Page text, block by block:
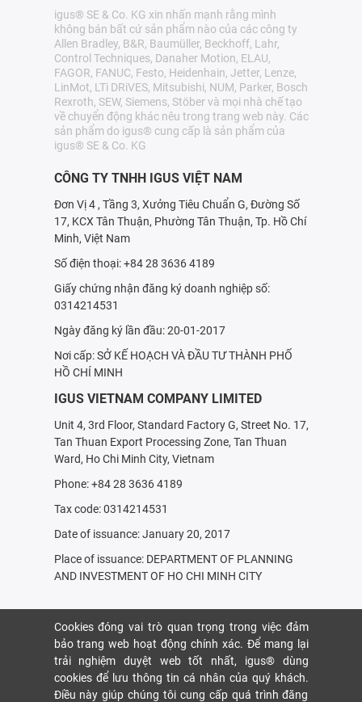
igus® SE & Co. KG xin nhấn mạnh rằng mình
không bán bất cứ sản phẩm nào của các công ty
Allen Bradley, B&R, Baumüller, Beckhoff, Lahr,
Control Techniques, Danaher Motion, ELAU,
FAGOR, FANUC, Festo, Heidenhain, Jetter, Lenze,
LinMot, LTi DRiVES, Mitsubishi, NUM, Parker, Bosch
Rexroth, SEW, Siemens, Stöber và mọi nhà chế tạo
về chuyển động khác nêu trong trang web này. Các
sản phẩm do igus® cung cấp là sản phẩm của
igus® SE & Co. KG
CÔNG TY TNHH IGUS VIỆT NAM
Đơn Vị 4 , Tầng 3, Xưởng Tiêu Chuẩn G, Đường Số
17, KCX Tân Thuận, Phường Tân Thuận, Tp. Hồ Chí
Minh, Việt Nam
Số điện thoại: +84 28 3636 4189
Giấy chứng nhận đăng ký doanh nghiệp số:
0314214531
Ngày đăng ký lần đầu: 20-01-2017
Nơi cấp: SỞ KẾ HOẠCH VÀ ÐẦU TƯ THÀNH PHỐ
HỒ CHÍ MINH
IGUS VIETNAM COMPANY LIMITED
Unit 4, 3rd Floor, Standard Factory G, Street No. 17,
Tan Thuan Export Processing Zone, Tan Thuan
Ward, Ho Chi Minh City, Vietnam
Phone: +84 28 3636 4189
Tax code: 0314214531
Date of issuance: January 20, 2017
Place of issuance: DEPARTMENT OF PLANNING
AND INVESTMENT OF HO CHI MINH CITY
Cookies đóng vai trò quan trọng trong việc đảm
bảo trang web hoạt động chính xác. Để mang lại
trải nghiệm duyệt web tốt nhất, igus® dùng
cookies để lưu thông tin cá nhân của quý khách.
Điều này giúp chúng tôi cung cấp quá trình đăng